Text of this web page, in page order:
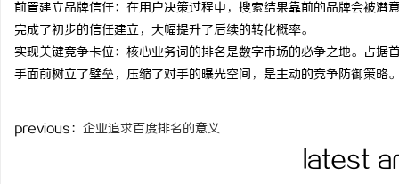
前置建立品牌信任：在用户决策过程中，搜索结果靠前的品牌会被
完成了初步的信任建立，大幅提升了后续的转化概率。
实现关键竞争卡位：核心业务词的排名是数字市场的必争之地。占
手面前树立了壁垒，压缩了对手的曝光空间，是主动的竞争防御策略
previous： 企业追求百度排名的意义
latest